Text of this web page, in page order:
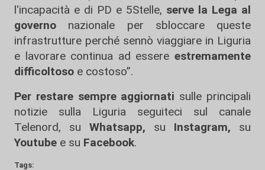
l'incapacità e di PD e 5Stelle, serve la Lega al
governo nazionale per sbloccare queste
infrastrutture perché sennò viaggiare in Liguria
e lavorare continua ad essere estremamente
difficoltoso e costoso”.
Per restare sempre aggiornati sulle principali
notizie sulla Liguria seguiteci sul canale
Telenord, su
Whatsapp, su Instagram, su
Youtube e su Facebook.
Tags: